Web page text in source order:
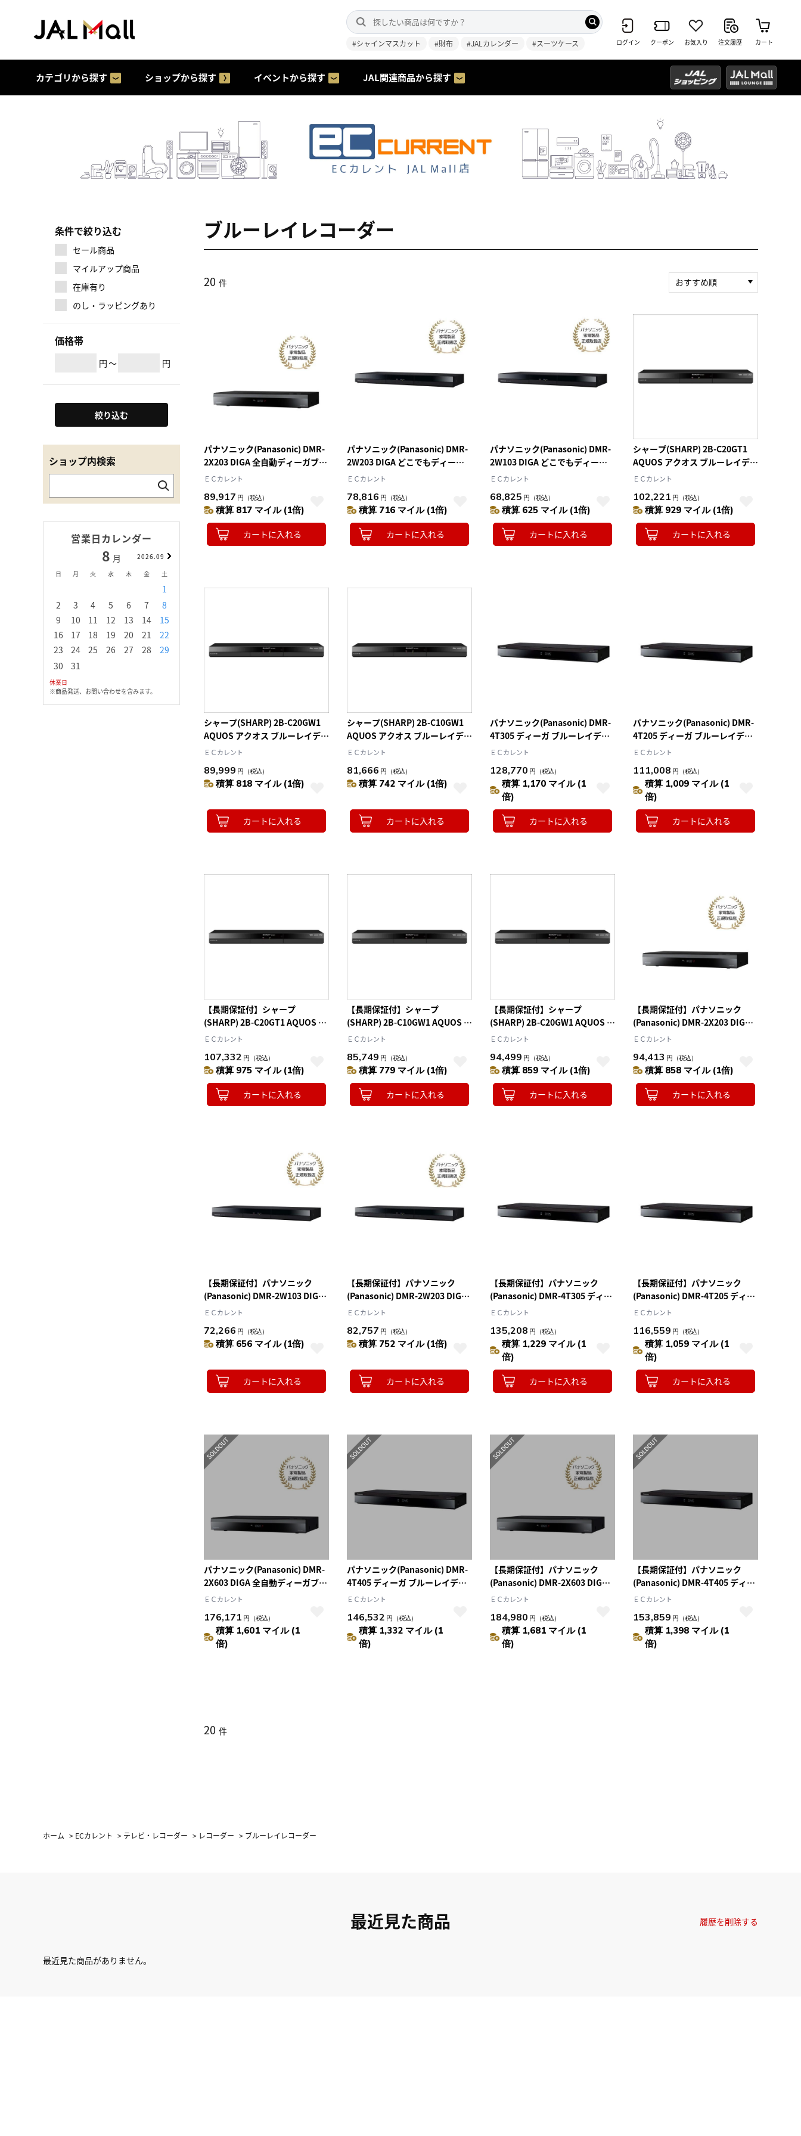
#シャインマスカット #財布 #JALカレンダー #スーツケース ログイン クーポン お気入り 注文履歴 カート
カテゴリから探す ショップから探す イベントから探す JAL関連商品から探す
マイルアップ商品
条件で絞り込む
セール商品
在庫有り
のし・ラッピングあり
価格帯
円～ 円
絞り込む
ショップ内検索
営業日カレンダー
8 月
2026.09
日
月 火 水 木 金 土
1
2
3 4 5 6 7
8
9
10 11 12 13 14
15
16
17 18 19 20 21
22
23
24 25 26 27 28
29
30
31
1 2 3 4
5
28 29 30
1 2
3
26 27 28 29 30 31
休業日
※商品発送、お問い合わせを含みます。
ブルーレイレコーダー
20 件
おすすめ順
積算マイル率（高い
順）
レビュー評価（高い
パナソニック(Panasonic) DMR-
2X203 DIGA 全自動ディーガブル
ーレイレコーダー 2TB
ＥＣカレント
89,917 円 （税込）
積算 817 マイル (1倍)
カートに入れる
パナソニック(Panasonic) DMR-
2W203 DIGA どこでもディーガ
ブルーレイディスクレコーダー
ＥＣカレント
78,816 円 （税込）
積算 716 マイル (1倍)
カートに入れる
パナソニック(Panasonic) DMR-
2W103 DIGA どこでもディーガ
ブルーレイディスクレコーダー
ＥＣカレント
68,825 円 （税込）
積算 625 マイル (1倍)
カートに入れる
シャープ(SHARP) 2B-C20GT1
AQUOS アクオス ブルーレイディ
スクレコーダー 3チューナー 2TB
ＥＣカレント
102,221 円 （税込）
積算 929 マイル (1倍)
カートに入れる
シャープ(SHARP) 2B-C20GW1
AQUOS アクオス ブルーレイディ
スクレコーダー 2チューナー 2TB
ＥＣカレント
89,999 円 （税込）
積算 818 マイル (1倍)
カートに入れる
シャープ(SHARP) 2B-C10GW1
AQUOS アクオス ブルーレイディ
スクレコーダー 2チューナー 1TB
ＥＣカレント
81,666 円 （税込）
積算 742 マイル (1倍)
カートに入れる
パナソニック(Panasonic) DMR-
4T305 ディーガ ブルーレイディ
スクレコーダー 3TB
ＥＣカレント
128,770 円 （税込）
積算 1,170 マイル (1
倍)
カートに入れる
パナソニック(Panasonic) DMR-
4T205 ディーガ ブルーレイディ
スクレコーダー 2TB
ＥＣカレント
111,008 円 （税込）
積算 1,009 マイル (1
倍)
カートに入れる
【長期保証付】シャープ
(SHARP) 2B-C20GT1 AQUOS ア
クオス ブルーレイディスクレコ
ＥＣカレント
107,332 円 （税込）
積算 975 マイル (1倍)
カートに入れる
【長期保証付】シャープ
(SHARP) 2B-C10GW1 AQUOS ア
クオス ブルーレイディスクレコ
ＥＣカレント
85,749 円 （税込）
積算 779 マイル (1倍)
カートに入れる
【長期保証付】シャープ
(SHARP) 2B-C20GW1 AQUOS ア
クオス ブルーレイディスクレコ
ＥＣカレント
94,499 円 （税込）
積算 859 マイル (1倍)
カートに入れる
【長期保証付】パナソニック
(Panasonic) DMR-2X203 DIGA
全自動ディーガブルーレイレコー
ＥＣカレント
94,413 円 （税込）
積算 858 マイル (1倍)
カートに入れる
【長期保証付】パナソニック
(Panasonic) DMR-2W103 DIGA
どこでもディーガ ブルーレイデ
ＥＣカレント
72,266 円 （税込）
積算 656 マイル (1倍)
カートに入れる
【長期保証付】パナソニック
(Panasonic) DMR-2W203 DIGA
どこでもディーガ ブルーレイデ
ＥＣカレント
82,757 円 （税込）
積算 752 マイル (1倍)
カートに入れる
【長期保証付】パナソニック
(Panasonic) DMR-4T305 ディー
ガ ブルーレイディスクレコーダ
ＥＣカレント
135,208 円 （税込）
積算 1,229 マイル (1
倍)
カートに入れる
【長期保証付】パナソニック
(Panasonic) DMR-4T205 ディー
ガ ブルーレイディスクレコーダ
ＥＣカレント
116,559 円 （税込）
積算 1,059 マイル (1
倍)
カートに入れる
パナソニック(Panasonic) DMR-
2X603 DIGA 全自動ディーガブル
ーレイレコーダー 6TB
ＥＣカレント
176,171 円 （税込）
積算 1,601 マイル (1
倍)
パナソニック(Panasonic) DMR-
4T405 ディーガ ブルーレイディ
スクレコーダー 4TB
ＥＣカレント
146,532 円 （税込）
積算 1,332 マイル (1
倍)
【長期保証付】パナソニック
(Panasonic) DMR-2X603 DIGA
全自動ディーガブルーレイレコー
ＥＣカレント
184,980 円 （税込）
積算 1,681 マイル (1
倍)
【長期保証付】パナソニック
(Panasonic) DMR-4T405 ディー
ガ ブルーレイディスクレコーダ
ＥＣカレント
153,859 円 （税込）
積算 1,398 マイル (1
倍)
20 件
ホーム > ECカレント > テレビ・レコーダー > レコーダー > ブルーレイレコーダー
最近見た商品
最近見た商品がありません。
履歴を削除する